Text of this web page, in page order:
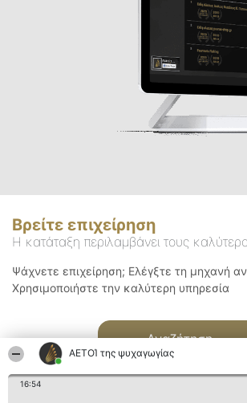
ΑΕΤΟΊ της ψυχαγωγίας
16:54
Βρείτε επιχείρηση
Η κατάταξη περιλαμβάνει τους
Ψάχνετε επιχείρηση; Ελέγξτε τη μηχανή
Χρησιμοποιήστε την καλύτερη υπηρεσία
Αναζήτηση